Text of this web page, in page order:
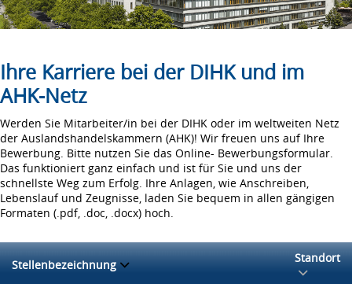
Impressum
Ihre Karriere bei der DIHK und im
AHK-Netz
Werden Sie Mitarbeiter/in bei der DIHK oder im weltweiten Netz
der Auslandshandelskammern (AHK)! Wir freuen uns auf Ihre
Bewerbung. Bitte nutzen Sie das Online- Bewerbungsformular.
Das funktioniert ganz einfach und ist für Sie und uns der
schnellste Weg zum Erfolg. Ihre Anlagen, wie Anschreiben,
Lebenslauf und Zeugnisse, laden Sie bequem in allen gängigen
Formaten (.pdf, .doc, .docx) hoch.
Stellenbezeichnung Standort